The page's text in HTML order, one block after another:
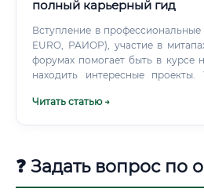
полный карьерный гид
Вступление в профессиональные
EURO, РАИОР), участие в
форумах помогает быть в курсе
находить интересные проекты.
проходит онлайн-курсы,
Читать статью →
❓ Задать вопрос по